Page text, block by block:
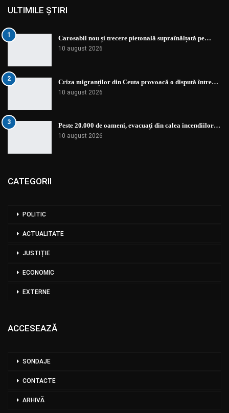
ULTIMILE ȘTIRI
1 Carosabil nou și trecere pietonală supraînălțată pe…
10 august 2026
2 Criza migranților din Ceuta provoacă o dispută între…
10 august 2026
3 Peste 20.000 de oameni, evacuați din calea incendiilor…
10 august 2026
CATEGORII
POLITIC
ACTUALITATE
JUSTIȚIE
ECONOMIC
EXTERNE
ACCESEAZĂ
SONDAJE
CONTACTE
ARHIVĂ